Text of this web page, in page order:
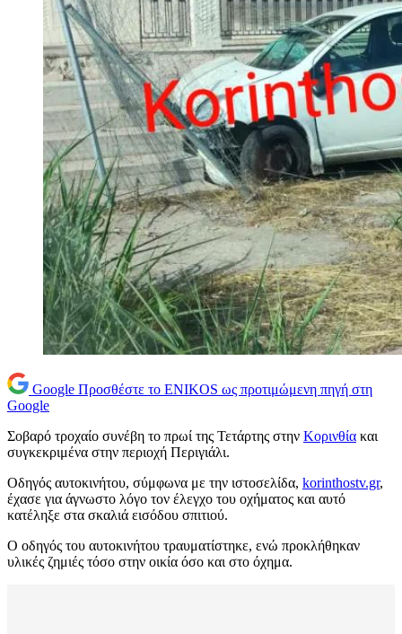
Google Προσθέστε το ENIKOS ως προτιμώμενη πηγή στη
Google
Σοβαρό τροχαίο συνέβη το πρωί της Τετάρτης στην Κορινθία και
συγκεκριμένα στην περιοχή Περιγιάλι.
Οδηγός αυτοκινήτου, σύμφωνα με την ιστοσελίδα, korinthostv.gr,
έχασε για άγνωστο λόγο τον έλεγχο του οχήματος και αυτό
κατέληξε στα σκαλιά εισόδου σπιτιού.
Ο οδηγός του αυτοκινήτου τραυματίστηκε, ενώ προκλήθηκαν
υλικές ζημιές τόσο στην οικία όσο και στο όχημα.